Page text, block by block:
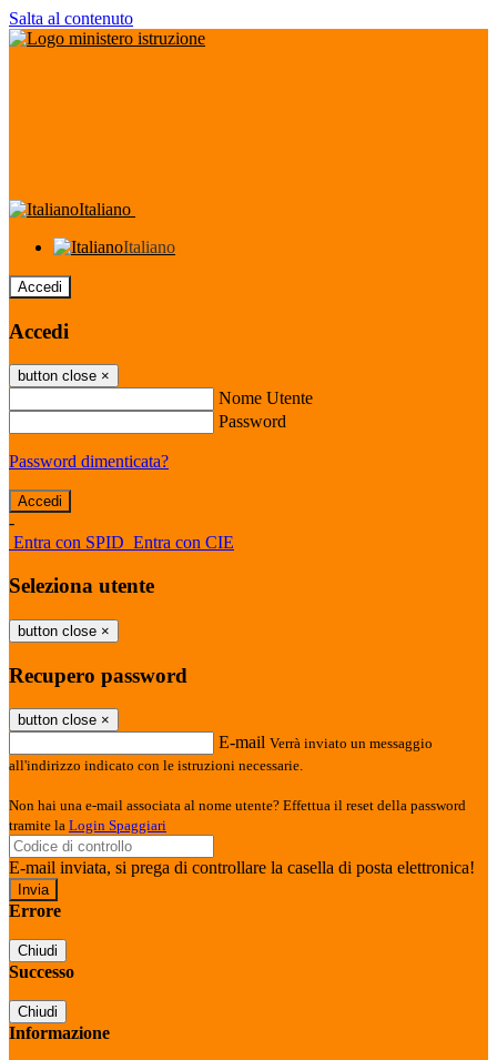
Salta al contenuto
Italiano
Italiano
Accedi
Accedi
button close ×
Nome Utente
Password
Password dimenticata?
-
Entra con SPID Entra con CIE
Seleziona utente
button close ×
Recupero password
button close ×
E-mail Verrà inviato un messaggio
all'indirizzo indicato con le istruzioni necessarie.
Non hai una e-mail associata al nome utente? Effettua il reset della password
tramite la Login Spaggiari
E-mail inviata, si prega di controllare la casella di posta elettronica!
Errore
Chiudi
Successo
Chiudi
Informazione